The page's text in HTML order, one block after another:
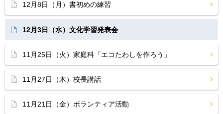
12月8日（月）書初めの練習
12月3日（水）文化学習発表会
11月25日（火）家庭科「エコたわしを作ろう」
11月27日（木）校長講話
11月21日（金）ボランティア活動